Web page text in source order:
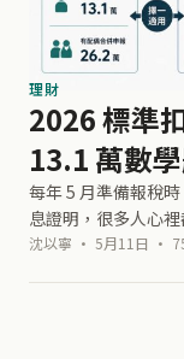
理財
2026 標準
13.1 萬數
每年 5 月準備報稅
息證明，很多人心
以省很多稅，我真
沈以寧 · 5月11日 ·